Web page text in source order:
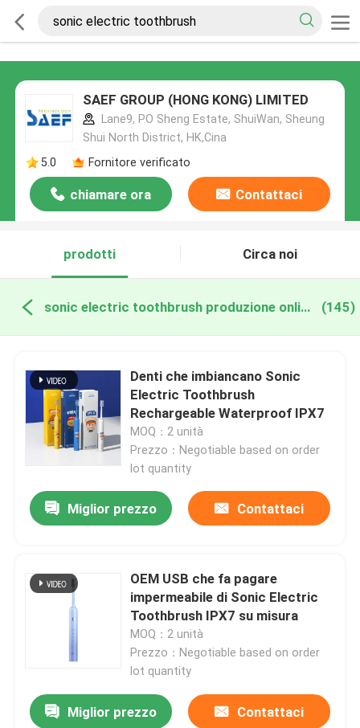
SAEF GROUP (HONG KONG) LIMITED
Lane9, PO Sheng Estate, ShuiWan, Sheung
Shui North District, HK,Cina
5.0
Fornitore verificato
chiamare ora Contattaci
prodotti Circa noi
sonic electric toothbrush produzione online (145)
Denti che imbiancano Sonic
Electric Toothbrush
Rechargeable Waterproof IPX7
MOQ：2 unità
Prezzo：Negotiable based on order
lot quantity
Miglior prezzo Contattaci
OEM USB che fa pagare
impermeabile di Sonic Electric
Toothbrush IPX7 su misura
MOQ：2 unità
Prezzo：Negotiable based on order
lot quantity
Miglior prezzo Contattaci